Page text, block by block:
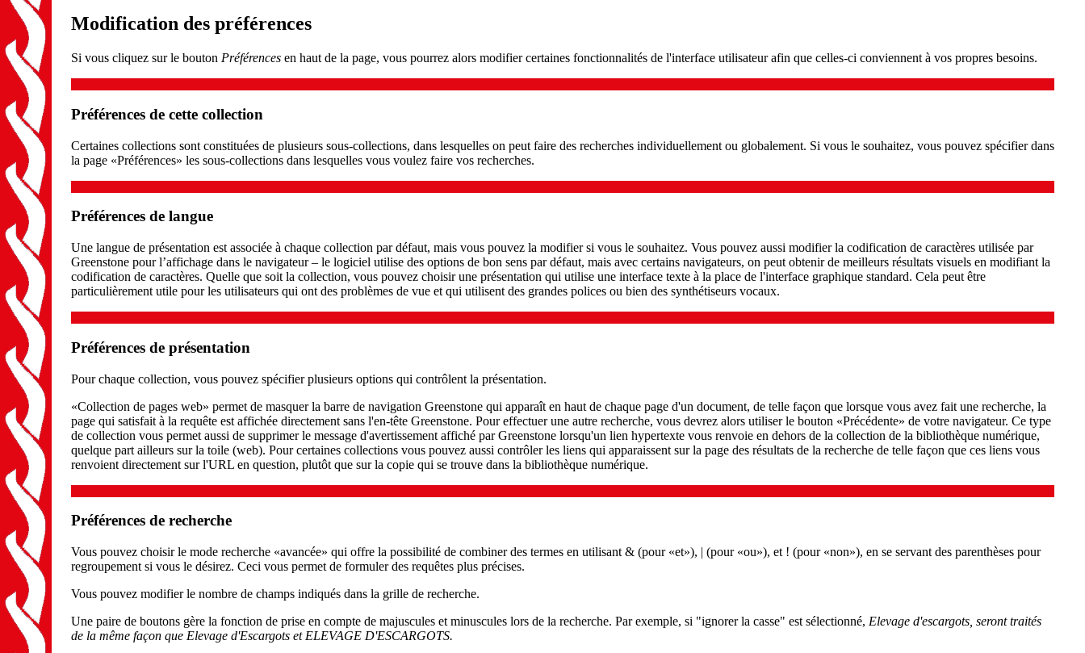
Modification des préférences
Si vous cliquez sur le bouton Préférences en haut de la page, vous pourrez alors modifier certaines fonctionnalités de l'interface utilisateur afin que celles-ci conviennent à vos propres besoins.
Préférences de cette collection
Certaines collections sont constituées de plusieurs sous-collections, dans lesquelles on peut faire des recherches individuellement ou globalement. Si vous le souhaitez, vous pouvez spécifier dans
la page «Préférences» les sous-collections dans lesquelles vous voulez faire vos recherches.
Préférences de langue
Une langue de présentation est associée à chaque collection par défaut, mais vous pouvez la modifier si vous le souhaitez. Vous pouvez aussi modifier la codification de caractères utilisée par
Greenstone pour l’affichage dans le navigateur – le logiciel utilise des options de bon sens par défaut, mais avec certains navigateurs, on peut obtenir de meilleurs résultats visuels en modifiant la
codification de caractères. Quelle que soit la collection, vous pouvez choisir une présentation qui utilise une interface texte à la place de l'interface graphique standard. Cela peut être
particulièrement utile pour les utilisateurs qui ont des problèmes de vue et qui utilisent des grandes polices ou bien des synthétiseurs vocaux.
Préférences de présentation
Pour chaque collection, vous pouvez spécifier plusieurs options qui contrôlent la présentation.
«Collection de pages web» permet de masquer la barre de navigation Greenstone qui apparaît en haut de chaque page d'un document, de telle façon que lorsque vous avez fait une recherche, la
page qui satisfait à la requête est affichée directement sans l'en-tête Greenstone. Pour effectuer une autre recherche, vous devrez alors utiliser le bouton «Précédente» de votre navigateur. Ce type
de collection vous permet aussi de supprimer le message d'avertissement affiché par Greenstone lorsqu'un lien hypertexte vous renvoie en dehors de la collection de la bibliothèque numérique,
quelque part ailleurs sur la toile (web). Pour certaines collections vous pouvez aussi contrôler les liens qui apparaissent sur la page des résultats de la recherche de telle façon que ces liens vous
renvoient directement sur l'URL en question, plutôt que sur la copie qui se trouve dans la bibliothèque numérique.
Préférences de recherche
Vous pouvez choisir le mode recherche «avancée» qui offre la possibilité de combiner des termes en utilisant & (pour «et»), | (pour «ou»), et ! (pour «non»), en se servant des parenthèses pour
regroupement si vous le désirez. Ceci vous permet de formuler des requêtes plus précises.
Vous pouvez modifier le nombre de champs indiqués dans la grille de recherche.
Une paire de boutons gère la fonction de prise en compte de majuscules et minuscules lors de la recherche. Par exemple, si "ignorer la casse" est sélectionné, Elevage d'escargots , seront traités
de la même façon que Elevage d'Escargots et ELEVAGE D'ESCARGOTS.